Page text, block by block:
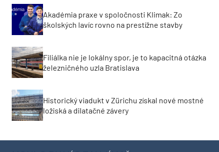
Akadémia praxe v spoločnosti Klimak: Zo
školských lavíc rovno na prestížne stavby
Filiálka nie je lokálny spor, je to kapacitná otázka
železničného uzla Bratislava
Historický viadukt v Zürichu získal nové mostné
ložiská a dilatačné závery